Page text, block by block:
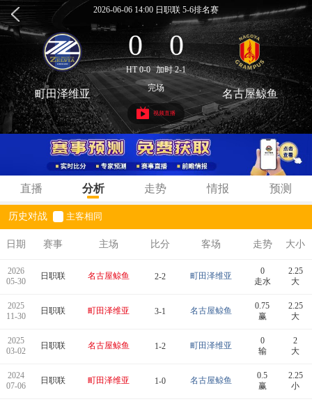
2026-06-06 14:00 日职联 5-6排名赛
0 : 0
HT 0-0 加时 2-1
町田泽维亚 完场 名古屋鲸鱼
视频直播
直播 分析 走势 情报 预测
历史对战 主客相同
日期 赛事 主场 比分 客场 走势 大小
2026
05-30
日职联 名古屋鲸鱼 2-2 町田泽维亚
0
走水
2.25
大
2025
11-30
日职联 町田泽维亚 3-1 名古屋鲸鱼
0.75
赢
2.25
大
2025
03-02
日职联 名古屋鲸鱼 1-2 町田泽维亚
0
输
2
大
2024
07-06
日职联 町田泽维亚 1-0 名古屋鲸鱼
0.5
赢
2.25
小